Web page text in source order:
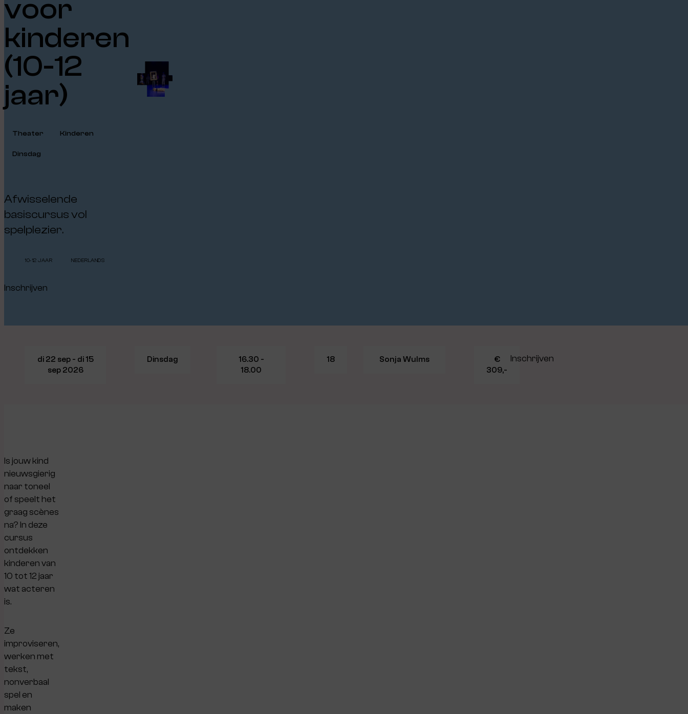
voor
kinderen
(10-12
jaar)
Theater Kinderen
Dinsdag
Afwisselende
basiscursus vol
spelplezier.
10-12 JAAR NEDERLANDS
Inschrijven
di 22 sep - di 15
sep 2026
Dinsdag
16.30 -
18.00
18 Sonja Wulms
€
309,-
Inschrijven
Is jouw kind
nieuwsgierig
naar toneel
of speelt het
graag scènes
na? In deze
cursus
ontdekken
kinderen van
10 tot 12 jaar
wat acteren
is.
Ze
improviseren,
werken met
tekst,
nonverbaal
spel en
maken